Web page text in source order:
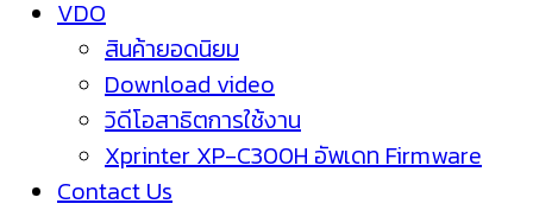
VDO
สินค้ายอดนิยม
Download video
วิดีโอสาธิตการใช้งาน
Xprinter XP-C300H อัพเดท Firmware
Contact Us